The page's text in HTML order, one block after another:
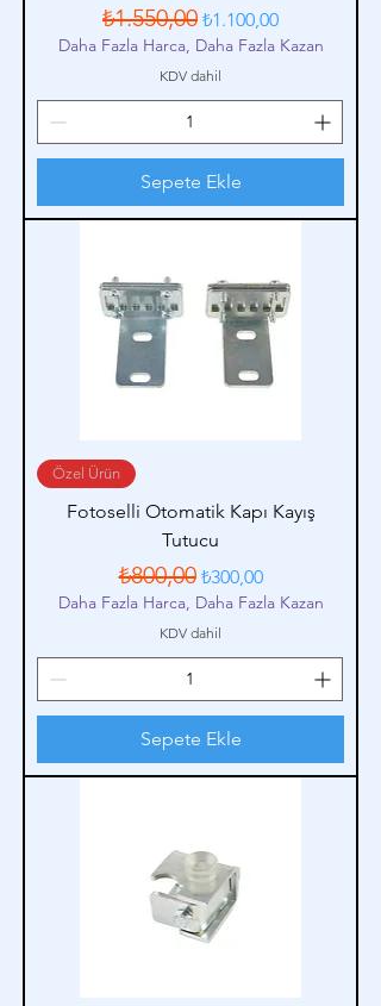
Normal Fiyat
₺1.550,00 İndirimli Fiyat
₺1.100,00
Daha Fazla Harca, Daha Fazla Kazan
KDV dahil
Sepete Ekle
Özel Ürün
Fotoselli Otomatik Kapı Kayış
Tutucu
Normal Fiyat
₺800,00 İndirimli Fiyat
₺300,00
Daha Fazla Harca, Daha Fazla Kazan
KDV dahil
Sepete Ekle